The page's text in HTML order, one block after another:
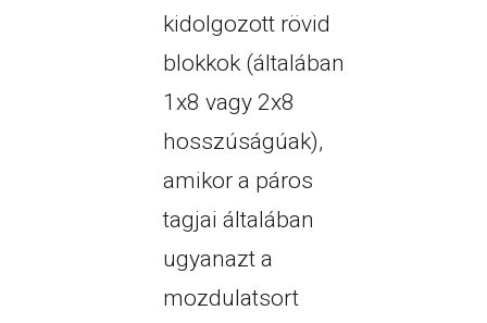
kidolgozott rövid
blokkok (általában
1x8 vagy 2x8
hosszúságúak),
amikor a páros
tagjai általában
ugyanazt a
mozdulatsort